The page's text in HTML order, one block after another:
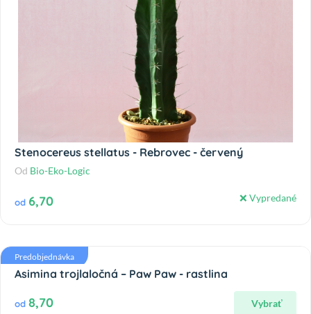
Stenocereus stellatus - Rebrovec - červený
Od Bio-Eko-Logic
od 6,70 ❌ Vypredané
Predobjednávka
Asimina trojlaločná – Paw Paw - rastlina
od 8,70 Vybrať